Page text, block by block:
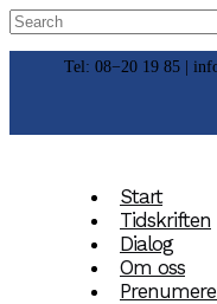
Tel: 08−20 19 85 |
Start
Tidskriften
Dialog
Om oss